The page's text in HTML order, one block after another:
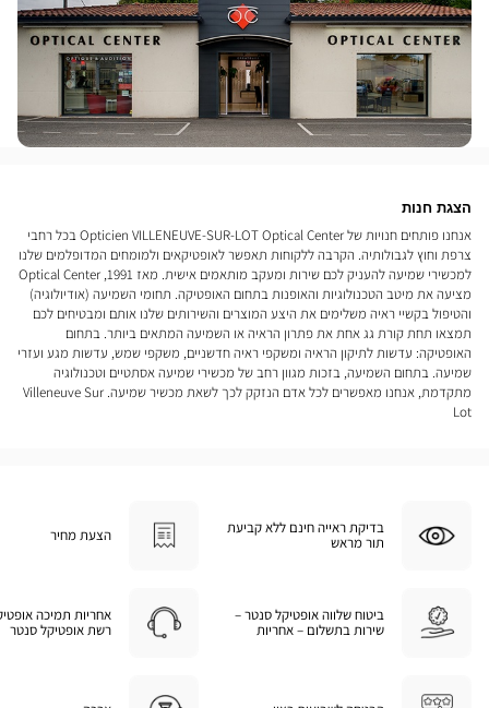
הצגת חנות
אנחנו פותחים חנויות של Opticien VILLENEUVE-SUR-LOT Optical Center בכל רחבי
צרפת וחוץ לגבולותיה. הקרבה ללקוחות תאפשר לאופטיקאים ולמומחים המדופלמים שלנו
למכשירי שמיעה להעניק לכם שירות ומעקב מותאמים אישית. מאז 1991, Optical Center
מציעה את מיטב הטכנולוגיות והאופנות בתחום האופטיקה. תחומי השמיעה (אודיולוגיה)
והטיפול בקשיי ראיה משלימים את היצע המוצרים והשירותים שלנו אותם ומבטיחים לכם
תמצאו תחת קורת גג אחת את פתרון הראיה או השמיעה המתאים ביותר. בתחום
האופטיקה: עדשות לתיקון הראיה ומשקפי ראיה חדשניים, משקפי שמש, עדשות מגע ועזרי
שמיעה. בתחום השמיעה, בזכות מגוון רחב של מכשירי שמיעה אסתטיים וטכנולוגיה
מתקדמת, אנחנו מאפשרים לכל אדם הנזקק לכך לשאת מכשיר שמיעה. Villeneuve Sur
Lot
בדיקת ראייה חינם ללא קביעת
תור מראש
הצעת מחיר
ביטוח שלווה אופטיקל סנטר –
שירות בתשלום – אחריות
אחריות תמיכה
רשת אופטיקל סנטר